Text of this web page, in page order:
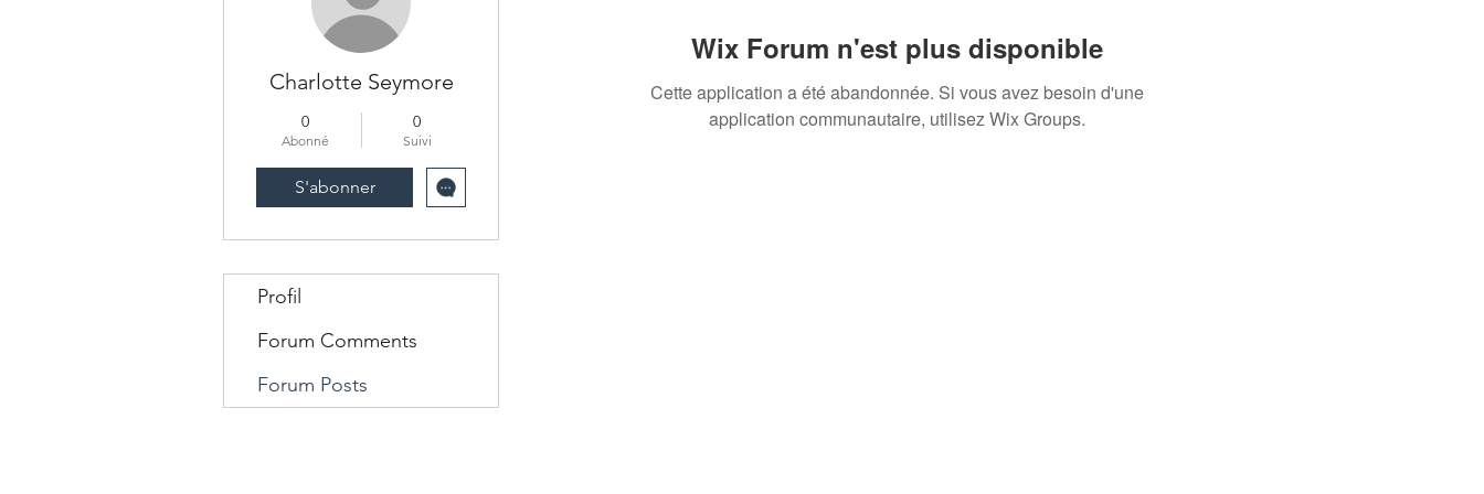
Wix Forum n'est plus disponible
Cette application a été abandonnée. Si vous avez besoin d'une
application communautaire, utilisez Wix Groups.
Charlotte Seymore
0
Abonné
0
Suivi
S'abonner
Profil
Forum Comments
Forum Posts